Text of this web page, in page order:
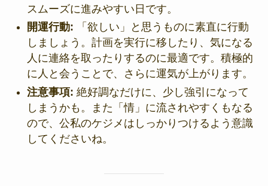
スムーズに進みやすい日です。
開運行動: 「欲しい」と思うものに素直に行動
しましょう。計画を実行に移したり、気になる
人に連絡を取ったりするのに最適です。積極的
に人と会うことで、さらに運気が上がります。
注意事項: 絶好調なだけに、少し強引になって
しまうかも。また「情」に流されやすくもなる
ので、公私のケジメはしっかりつけるよう意識
してくださいね。